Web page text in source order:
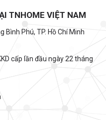
TNHOME VIỆT NAM
Bình Phú, TP. Hồ Chí Minh
cấp lần đầu ngày 22 tháng